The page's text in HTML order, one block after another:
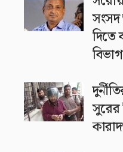
দিতে
বিভাগ
সুরের